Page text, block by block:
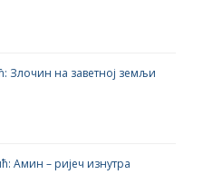
Злочин на заветној земљи
Амин – ријеч изнутра